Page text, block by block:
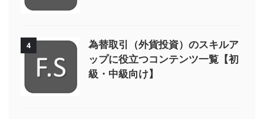
4
為替取引（外貨投資）のスキルア
ップに役立つコンテンツ一覧【初
級・中級向け】